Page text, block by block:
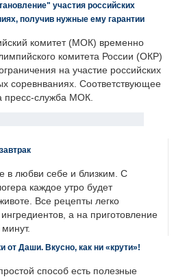
участия российских
получив нужные ему гарантии
комитет (МОК) временно
комитета России (ОКР)
на участие российских
соревнваниях. Соответствующее
пресс-служба МОК.
в любви себе и близким. С
каждое утро будет
Все рецепты легко
а на приготовление
от Даши. Вкусно, как ни «крути»!
способ есть полезные